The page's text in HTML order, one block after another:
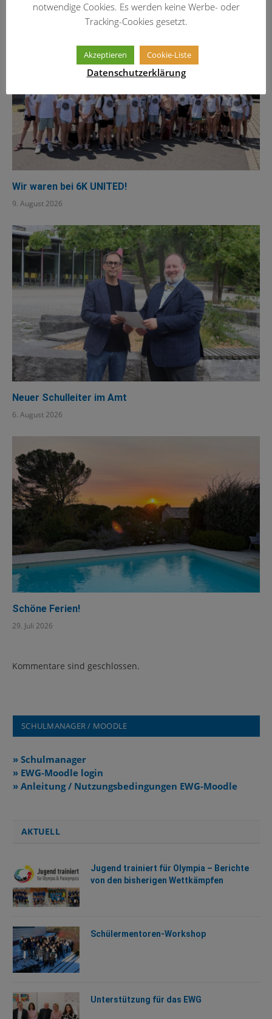
Wir waren bei 6K UNITED!
9. August 2026
Neuer Schulleiter im Amt
6. August 2026
Schöne Ferien!
29. Juli 2026
Kommentare sind geschlossen.
SCHULMANAGER / MOODLE
» Schulmanager
» EWG-Moodle login
» Anleitung / Nutzungsbedingungen EWG-Moodle
AKTUELL
Jugend trainiert für Olympia – Berichte
von den bisherigen Wettkämpfen
Schülermentoren-Workshop
Unterstützung für das EWG
notwendige Cookies. Es werden keine Werbe- oder
Tracking-Cookies gesetzt.
Akzeptieren Cookie-Liste
Datenschutzerklärung